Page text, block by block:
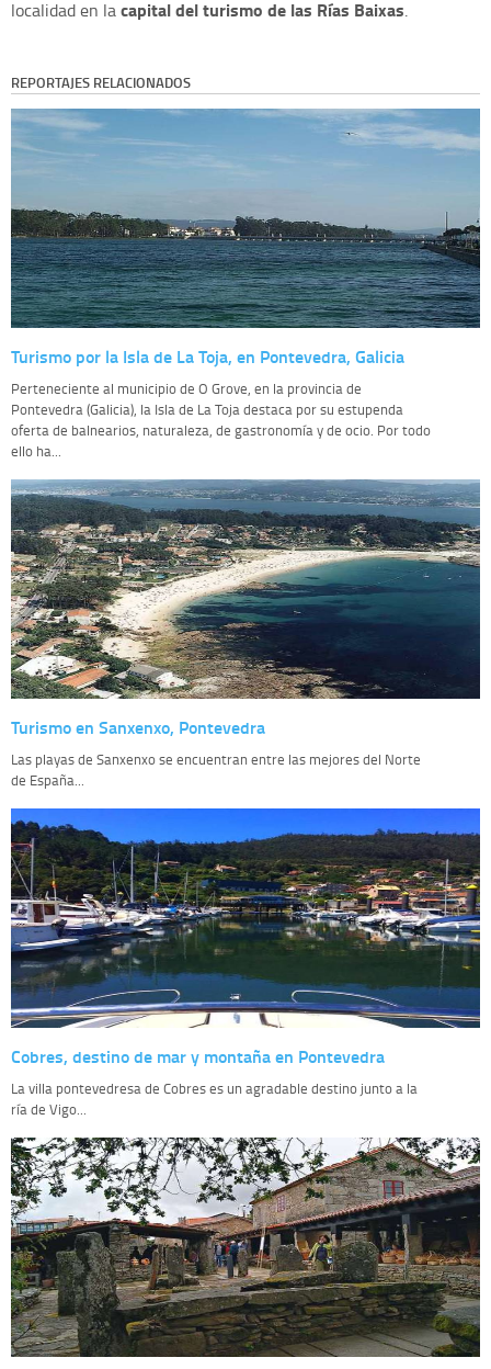
localidad en lacapital del turismo de las Rías Baixas.
REPORTAJES RELACIONADOS
Turismo por la Isla de La Toja, en Pontevedra, Galicia
Perteneciente al municipio de O Grove, en la provincia de
Pontevedra (Galicia), la Isla de La Toja destaca por su estupenda
oferta de balnearios, naturaleza, de gastronomía y de ocio. Por todo
ello ha...
Turismo en Sanxenxo, Pontevedra
Las playas de Sanxenxo se encuentran entre las mejores del Norte
de España...
Cobres, destino de mar y montaña en Pontevedra
La villa pontevedresa de Cobres es un agradable destino junto a la
ría de Vigo...